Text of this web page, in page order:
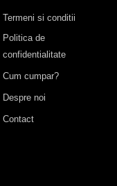
Termeni si conditii
Politica de
confidentialitate
Cum cumpar?
Despre noi
Contact